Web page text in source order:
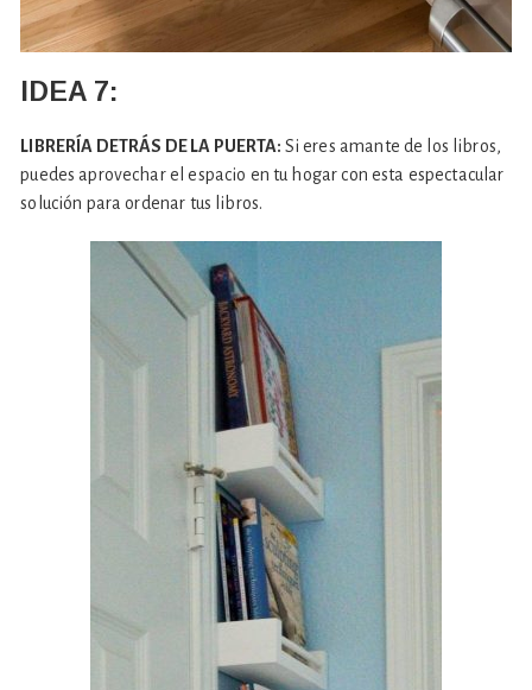
IDEA 7:
LIBRERÍA DETRÁS DE LA PUERTA: Si eres amante de los libros,
puedes aprovechar el espacio en tu hogar con esta espectacular
solución para ordenar tus libros.